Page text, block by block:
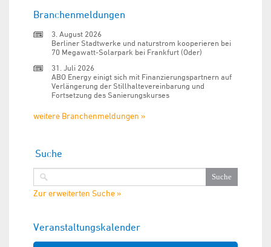
Branchenmeldungen
3. August 2026
Berliner Stadtwerke und naturstrom kooperieren bei
70 Megawatt-Solarpark bei Frankfurt (Oder)
31. Juli 2026
ABO Energy einigt sich mit Finanzierungspartnern auf
Verlängerung der Stillhaltevereinbarung und
Fortsetzung des Sanierungskurses
weitere Branchenmeldungen »
Suche
Zur erweiterten Suche »
Veranstaltungskalender